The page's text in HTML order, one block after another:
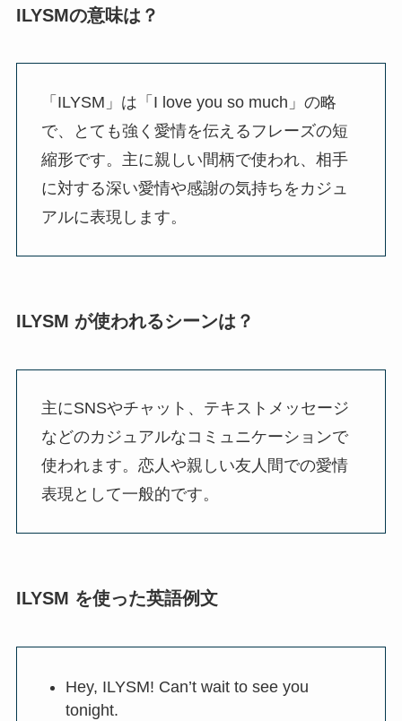
ILYSMの意味は？
「ILYSM」は「I love you so much」の略
で、とても強く愛情を伝えるフレーズの短
縮形です。主に親しい間柄で使われ、相手
に対する深い愛情や感謝の気持ちをカジュ
アルに表現します。
ILYSM が使われるシーンは？
主にSNSやチャット、テキストメッセージ
などのカジュアルなコミュニケーションで
使われます。恋人や親しい友人間での愛情
表現として一般的です。
ILYSM を使った英語例文
Hey, ILYSM! Can’t wait to see you
tonight.